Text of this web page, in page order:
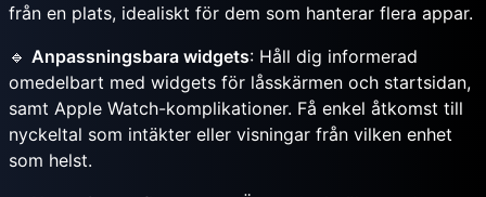
från en plats, idealiskt för dem som hanterar flera appar.
🔹 Anpassningsbara widgets: Håll dig informerad
omedelbart med widgets för låsskärmen och startsidan,
samt Apple Watch-komplikationer. Få enkel åtkomst till
nyckeltal som intäkter eller visningar från vilken enhet
som helst.